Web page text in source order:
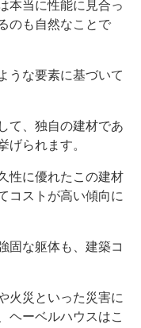
本当に性能に見合っ
のも自然なことで
うな要素に基づいて
て、独自の建材であ
げられます。
性に優れたこの建材
コストが高い傾向に
固な躯体も、建築コ
火災といった災害に
ヘーベルハウスはこ